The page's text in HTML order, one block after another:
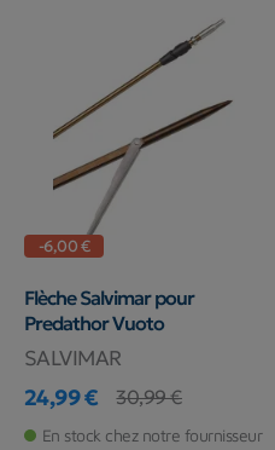
-6,00 €
Flèche Salvimar pour
Predathor Vuoto
SALVIMAR
Prix
24,99 €
Prix de base
30,99 €
En stock chez notre fournisseur